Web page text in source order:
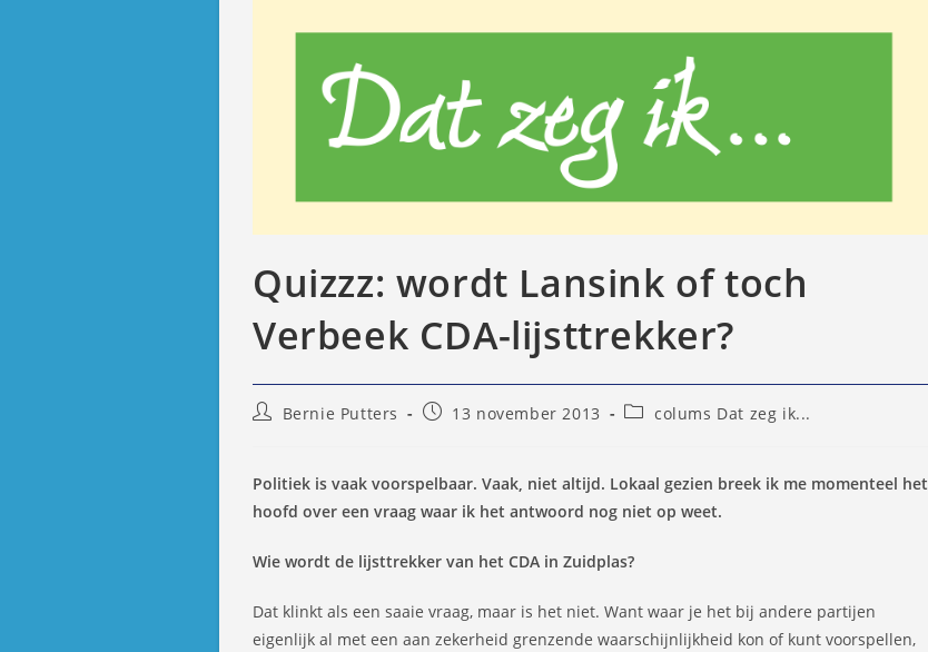
Quizzz: wordt Lansink of toch
Verbeek CDA-lijsttrekker?
BerichtBernie Putters
Bericht13 november 2013 Berichtcategorie:
colums Dat zeg ik...
Politiek is vaak voorspelbaar. Vaak, niet altijd. Lokaal gezien breek ik me momenteel het
hoofd over een vraag waar ik het antwoord nog niet op weet.
Wie wordt de lijsttrekker van het CDA in Zuidplas?
Dat klinkt als een saaie vraag, maar is het niet. Want waar je het bij andere partijen
eigenlijk al met een aan zekerheid grenzende waarschijnlijkheid kon of kunt voorspellen,